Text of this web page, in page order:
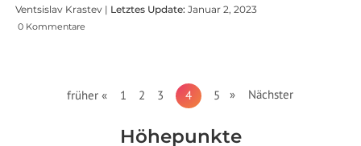
Ventsislav Krastev | Letztes Update: Januar 2, 2023
0 Kommentare
früher « 1 2 3 4 5 » Nächster
Höhepunkte